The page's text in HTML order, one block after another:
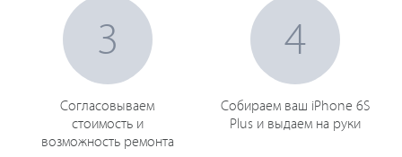
3
Согласовываем
стоимость и
возможность ремонта
4
Собираем ваш iPhone 6S
Plus и выдаем на руки